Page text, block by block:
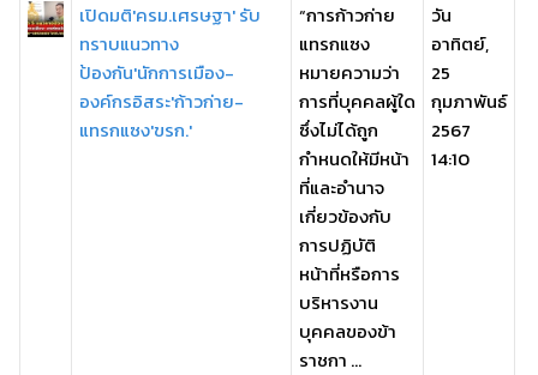
เปิดมติ'ครม.เศรษฐา' รับ
ทราบแนวทาง
ป้องกัน'นักการเมือง-
องค์กรอิสระ'ก้าวก่าย-
แทรกแซง'ขรก.'
“การก้าวก่าย
แทรกแซง
หมายความว่า
การที่บุคคลผู้ใด
ซึ่งไม่ได้ถูก
กำหนดให้มีหน้า
ที่และอำนาจ
เกี่ยวข้องกับ
การปฏิบัติ
หน้าที่หรือการ
บริหารงาน
บุคคลของข้า
ราชกา ...
วัน
อาทิตย์,
25
กุมภาพันธ์
2567
14:10